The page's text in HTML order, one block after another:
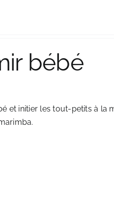
bébé
et initier les tout-petits à la